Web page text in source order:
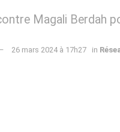
Magali Berdah
26 mars 2024 à 17h27 in